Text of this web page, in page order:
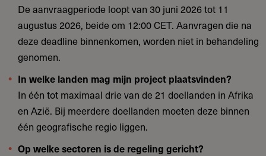
De aanvraagperiode loopt van 30 juni 2026 tot 11
augustus 2026, beide om 12:00 CET. Aanvragen die na
deze deadline binnenkomen, worden niet in behandeling
genomen.
In welke landen mag mijn project plaatsvinden?
In één tot maximaal drie van de 21 doellanden in Afrika
en Azië. Bij meerdere doellanden moeten deze binnen
één geografische regio liggen.
Op welke sectoren is de regeling gericht?